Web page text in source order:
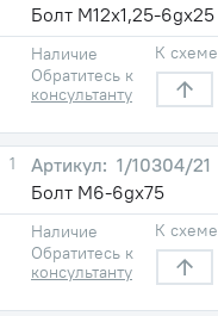
Болт М12х1,25-6gх25
Наличие
Обратитесь к
консультанту
К схеме
1
1/10304/21
Болт М6-6gх75
Наличие
Обратитесь к
консультанту
К схеме